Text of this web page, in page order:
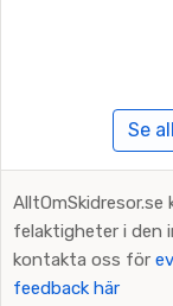
Se
felaktigheter i den
kontakta oss för
feedback här